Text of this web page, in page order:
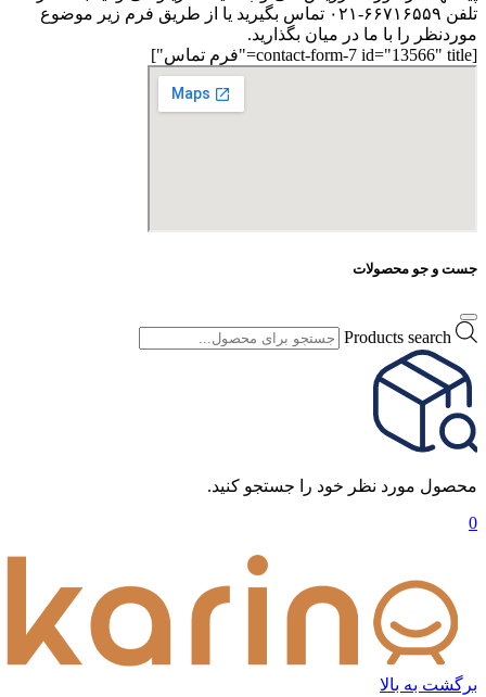
تلفن ۶۶۷۱۶۵۵۹-۰۲۱ تماس بگیرید یا از طریق فرم زیر موضوع
موردنظر را با ما در میان بگذارید.
[contact-form-7 id="13566" title="فرم تماس"]
جست و جو محصولات
Products search
محصول مورد نظر خود را جستجو کنید.
0
برگشت به بالا